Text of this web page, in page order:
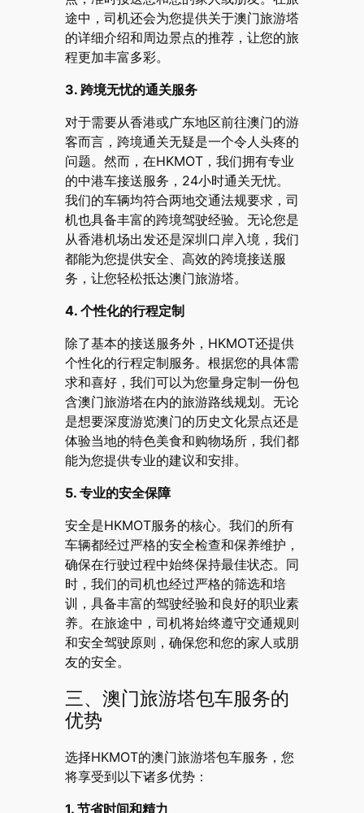
途中，司机还会为您提供关于澳门旅游塔
的详细介绍和周边景点的推荐，让您的旅
程更加丰富多彩。
3. 跨境无忧的通关服务
对于需要从香港或广东地区前往澳门的游
客而言，跨境通关无疑是一个令人头疼的
问题。然而，在HKMOT，我们拥有专业
的中港车接送服务，24小时通关无忧。
我们的车辆均符合两地交通法规要求，司
机也具备丰富的跨境驾驶经验。无论您是
从香港机场出发还是深圳口岸入境，我们
都能为您提供安全、高效的跨境接送服
务，让您轻松抵达澳门旅游塔。
4. 个性化的行程定制
除了基本的接送服务外，HKMOT还提供
个性化的行程定制服务。根据您的具体需
求和喜好，我们可以为您量身定制一份包
含澳门旅游塔在内的旅游路线规划。无论
是想要深度游览澳门的历史文化景点还是
体验当地的特色美食和购物场所，我们都
能为您提供专业的建议和安排。
5. 专业的安全保障
安全是HKMOT服务的核心。我们的所有
车辆都经过严格的安全检查和保养维护，
确保在行驶过程中始终保持最佳状态。同
时，我们的司机也经过严格的筛选和培
训，具备丰富的驾驶经验和良好的职业素
养。在旅途中，司机将始终遵守交通规则
和安全驾驶原则，确保您和您的家人或朋
友的安全。
三、澳门旅游塔包车服务的
优势
选择HKMOT的澳门旅游塔包车服务，您
将享受到以下诸多优势：
1. 节省时间和精力